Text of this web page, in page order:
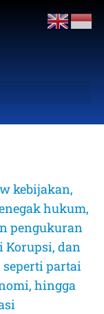
kebijakan,
hukum,
pengukuran
Korupsi, dan
partai
hingga